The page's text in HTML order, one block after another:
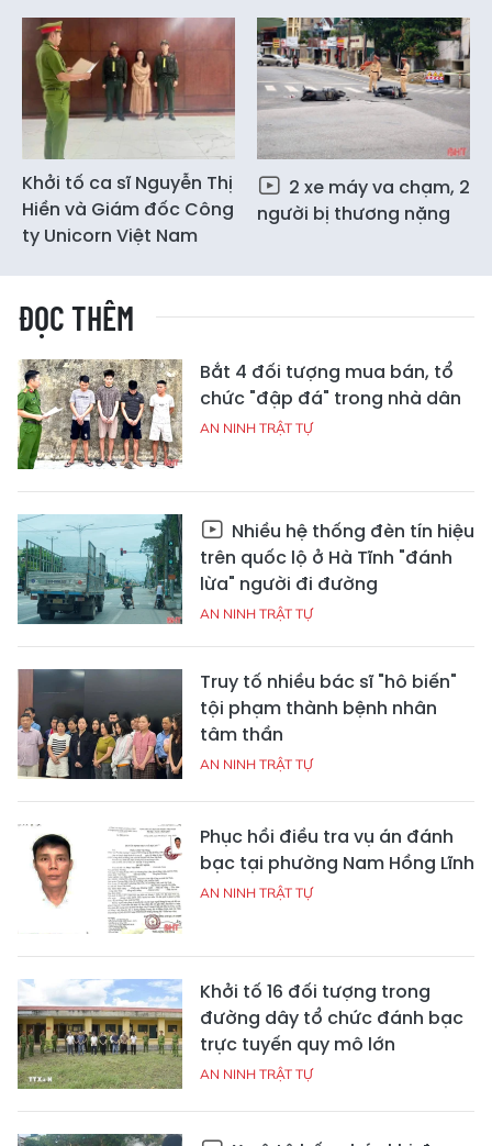
Khởi tố ca sĩ Nguyễn Thị
Hiền và Giám đốc Công
ty Unicorn Việt Nam
2 xe máy va chạm, 2
người bị thương nặng
ĐỌC THÊM
Bắt 4 đối tượng mua bán, tổ
chức "đập đá" trong nhà dân
AN NINH TRẬT TỰ
Nhiều hệ thống đèn tín hiệu
trên quốc lộ ở Hà Tĩnh "đánh
lừa" người đi đường
AN NINH TRẬT TỰ
Truy tố nhiều bác sĩ "hô biến"
tội phạm thành bệnh nhân
tâm thần
AN NINH TRẬT TỰ
Phục hồi điều tra vụ án đánh
bạc tại phường Nam Hồng Lĩnh
AN NINH TRẬT TỰ
Khởi tố 16 đối tượng trong
đường dây tổ chức đánh bạc
trực tuyến quy mô lớn
AN NINH TRẬT TỰ